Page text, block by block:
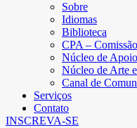
Sobre
Idiomas
Biblioteca
CPA –
Núcleo de
Núcleo de Arte
Canal de
Serviços
Contato
INSCREVA-SE